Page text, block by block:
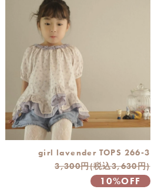
girl lavender TOPS 266-3
3,300円(税込3,630円)
10%OFF